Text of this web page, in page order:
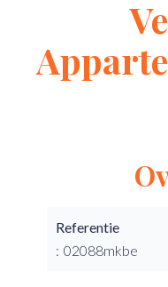
Referentie
02088mkbe